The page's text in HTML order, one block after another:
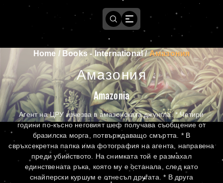
Home / Books - International/Амазония
Амазония
Amazonia
Агент на ЦРУ изчезва в амазонската джунгла. * Четири
години по-късно неговият шеф получава съобщение от
бразилска морга, потвърждаващо смъртта. * В
свръхсекретна папка има фотография на агента, направена
преди убийството. На снимката той е размахал
единствената ръка, която му е останала, след като
снайперски куршум е отнесъл другата. * В друга